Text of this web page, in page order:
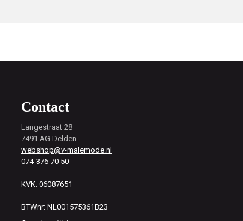
Contact
Langestraat 28
7491 AG Delden
webshop@v-malemode.nl
074-376 70 50
KVK: 06087651
BTWnr: NL001575361B23